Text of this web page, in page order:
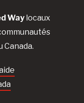
Waylocaux
Canada.